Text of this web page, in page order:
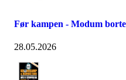
Før kampen - Modum
28.05.2026